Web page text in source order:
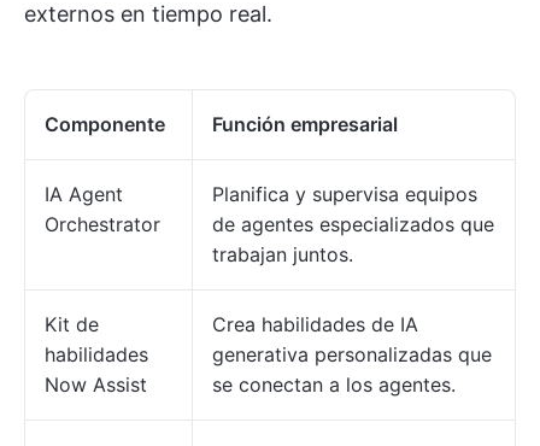
externos en tiempo real.
Componente Función empresarial
IA Agent
Orchestrator
Planifica y supervisa equipos
de agentes especializados que
trabajan juntos.
Kit de
habilidades
Now Assist
Crea habilidades de IA
generativa personalizadas que
se conectan a los agentes.